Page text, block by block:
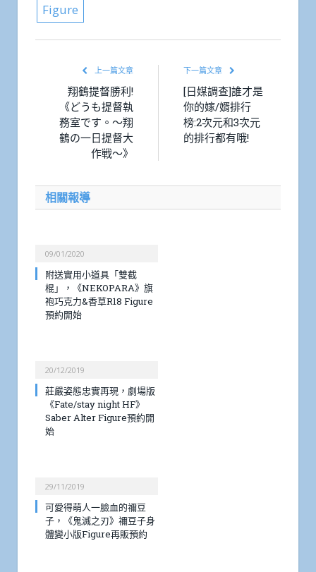
Figure
上一篇文章
翔鶴提督勝利!
《どうも提督執
務室です。～翔
鶴の一日提督大
作戦～》
下一篇文章
[日媒調查]誰才是
你的嫁/婿排行
榜:2次元和3次元
的排行都有哦!
相關報導
09/01/2020
附送實用小道具「雙截
棍」，《NEKOPARA》旗
袍巧克力&香草R18 Figure
預約開始
20/12/2019
莊嚴姿態忠實再現，劇場版
《Fate/stay night HF》
Saber Alter Figure預約開
始
29/11/2019
可愛得萌人一臉血的禰豆
子，《鬼滅之刃》禰豆子身
體變小版Figure再販預約